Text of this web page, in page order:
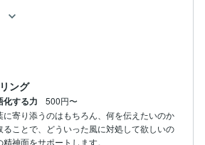
ング
化する力
500円〜
寄り添うのはもちろん、何を伝えたいのか
ることで、どういった風に対処して欲しいの
神面をサポートします。